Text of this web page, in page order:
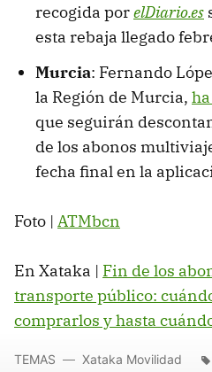
recogida porelDiario.es
esta rebaja llegado
Murcia: Fernando
la Región de Murcia,
que seguirán
de los abonos
fecha final en la
Foto | ATMbcn
En Xataka | Fin de los
transporte público:
comprarlos y hasta
TEMAS Xataka Movilidad